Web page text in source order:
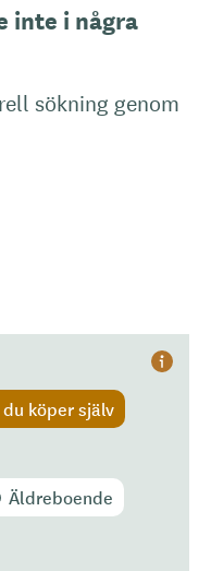
Hjälp
köper själv
Äldreboende
inte i några
sökning genom